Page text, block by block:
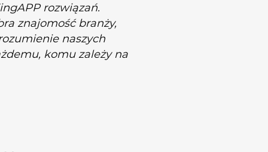
rozwiązań.
znajomość branży,
naszych
komu zależy na